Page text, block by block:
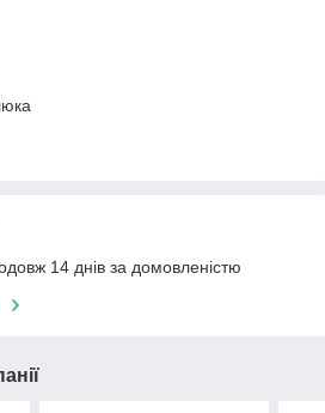
14 днів за домовленістю